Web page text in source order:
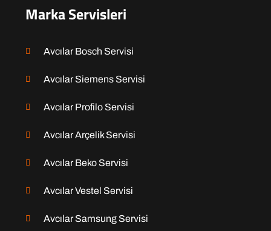
Marka Servisleri
Avcılar Bosch Servisi
Avcılar Siemens Servisi
Avcılar Profilo Servisi
Avcılar Arçelik Servisi
Avcılar Beko Servisi
Avcılar Vestel Servisi
Avcılar Samsung Servisi